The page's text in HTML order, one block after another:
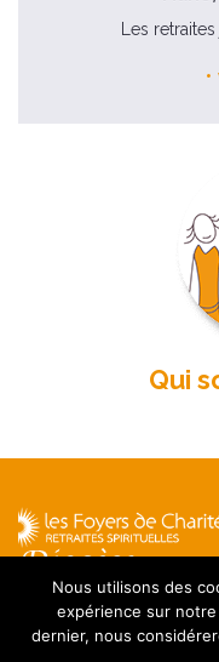
Les
Qui
Nous utilisons des
expérience sur
dernier, nous